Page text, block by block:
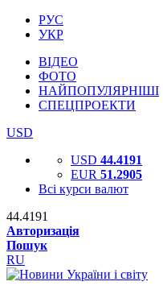
РУС
УКР
ВІДЕО
ФОТО
НАЙПОПУЛЯРНІШІ
СПЕЦПРОЕКТИ
USD
USD 44.4191
EUR 51.2905
Всі курси валют
44.4191
Авторизація
Пошук
RU